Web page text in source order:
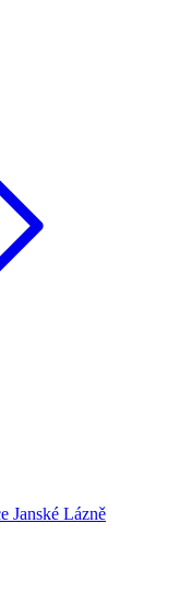
Janské Lázně